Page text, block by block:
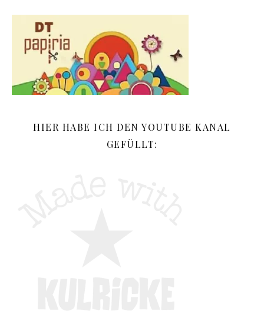
HIER HABE ICH DEN YOUTUBE KANAL
GEFÜLLT: